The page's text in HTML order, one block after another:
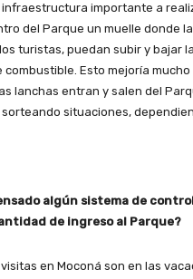
infraestructura importante a
del Parque un muelle donde
turistas, puedan subir y bajar
combustible. Esto mejoría
lanchas entran y salen del
situaciones,
algún sistema de
de ingreso al Parque?
en Moconá son en las